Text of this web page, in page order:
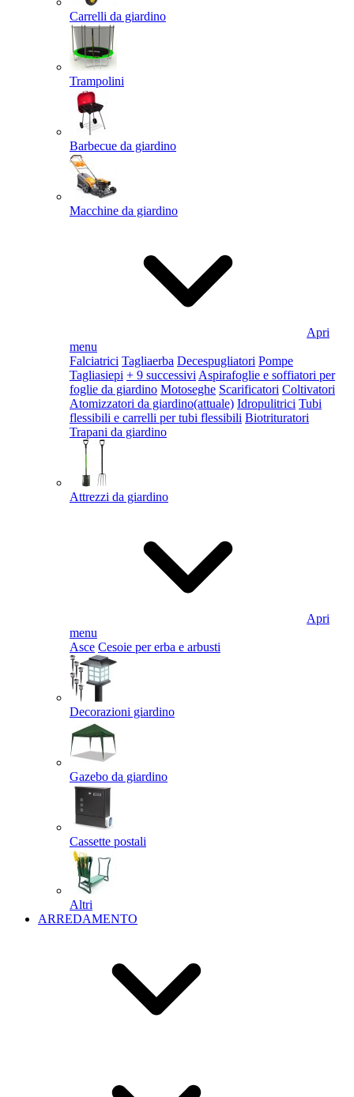
Carrelli da giardino
Trampolini
Barbecue da giardino
Macchine da giardino
Apri
menu
Falciatrici Tagliaerba Decespugliatori Pompe
Tagliasiepi + 9 successivi Aspirafoglie e soffiatori per
foglie da giardino Motoseghe Scarificatori Coltivatori
Atomizzatori da giardino(attuale) Idropulitrici Tubi
flessibili e carrelli per tubi flessibili Biotrituratori
Trapani da giardino
Attrezzi da giardino
Apri
menu
Asce Cesoie per erba e arbusti
Decorazioni giardino
Gazebo da giardino
Cassette postali
Altri
ARREDAMENTO